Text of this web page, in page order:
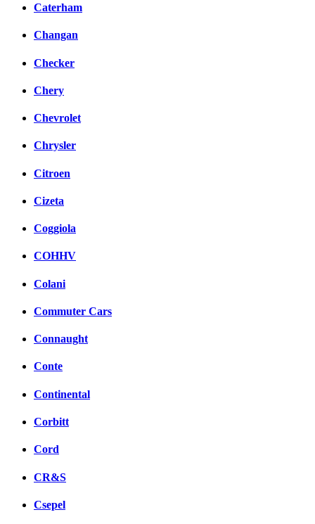
Caterham
Changan
Checker
Chery
Chevrolet
Chrysler
Citroen
Cizeta
Coggiola
COHHV
Colani
Commuter Cars
Connaught
Conte
Continental
Corbitt
Cord
CR&S
Csepel